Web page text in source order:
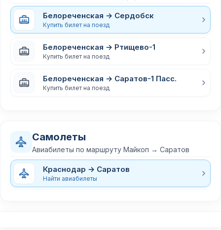
Белореченская → Сердобск
Купить билет на поезд
Белореченская → Ртищево-1
Купить билет на поезд
Белореченская → Саратов-1 Пасс.
Купить билет на поезд
Самолеты
Авиабилеты по маршруту Майкоп → Саратов
Краснодар → Саратов
Найти авиабилеты